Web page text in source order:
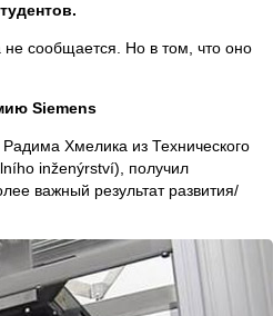
сообщается. Но в том, что оно
Siemens
Хмелика из Технического
inženýrství), получил
важный результат развития/